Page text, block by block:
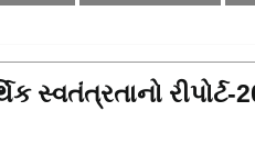
સ્વતંત્રતાનો રીપોર્ટ-